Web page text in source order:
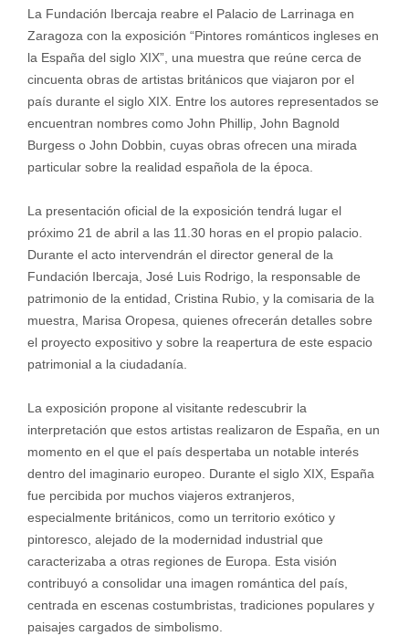
La Fundación Ibercaja reabre el Palacio de Larrinaga en
Zaragoza con la exposición “Pintores románticos ingleses en
la España del siglo XIX”, una muestra que reúne cerca de
cincuenta obras de artistas británicos que viajaron por el
país durante el siglo XIX. Entre los autores representados se
encuentran nombres como John Phillip, John Bagnold
Burgess o John Dobbin, cuyas obras ofrecen una mirada
particular sobre la realidad española de la época.
La presentación oficial de la exposición tendrá lugar el
próximo 21 de abril a las 11.30 horas en el propio palacio.
Durante el acto intervendrán el director general de la
Fundación Ibercaja, José Luis Rodrigo, la responsable de
patrimonio de la entidad, Cristina Rubio, y la comisaria de la
muestra, Marisa Oropesa, quienes ofrecerán detalles sobre
el proyecto expositivo y sobre la reapertura de este espacio
patrimonial a la ciudadanía.
La exposición propone al visitante redescubrir la
interpretación que estos artistas realizaron de España, en un
momento en el que el país despertaba un notable interés
dentro del imaginario europeo. Durante el siglo XIX, España
fue percibida por muchos viajeros extranjeros,
especialmente británicos, como un territorio exótico y
pintoresco, alejado de la modernidad industrial que
caracterizaba a otras regiones de Europa. Esta visión
contribuyó a consolidar una imagen romántica del país,
centrada en escenas costumbristas, tradiciones populares y
paisajes cargados de simbolismo.